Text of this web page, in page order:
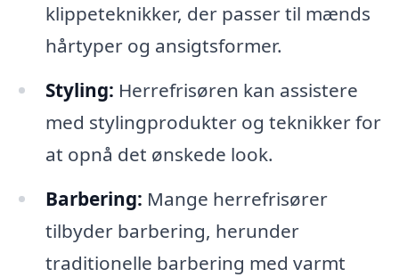
klippeteknikker, der passer til mænds
hårtyper og ansigtsformer.
Styling: Herrefrisøren kan assistere
med stylingprodukter og teknikker for
at opnå det ønskede look.
Barbering: Mange herrefrisører
tilbyder barbering, herunder
traditionelle barbering med varmt